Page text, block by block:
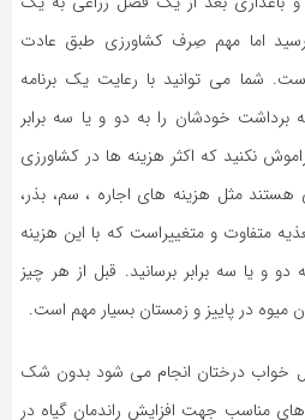
اما مهم صِرف کشاورزی طبق عادت
شما می توانید با رعایت یک برنامه
برداشت خودشان را به دو و یا سه برابر
نکنید که اکثر هزینه ها در کشاورزی
مثل هزینه های اجاره ، سم، بذر،
متفاوت و متغییراست که با این هزینه
و یا سه برابر برسانید. قبل از هر چیز
میوه در پاییز و زمستان بسیار مهم است.
خواب درختان انجام می شود بدون شک
مناسب جهت افزایش راندمان گیاه در